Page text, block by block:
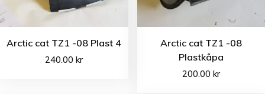
Arctic cat TZ1 -08 Plast 4
240.00kr
Arctic cat TZ1 -08
Plastkåpa
200.00 kr